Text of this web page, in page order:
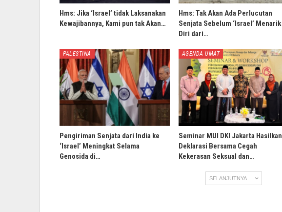
Hms: Jika ‘Israel’ tidak Laksanakan
Kewajibannya, Kami pun tak Akan…
Hms: Tak Akan Ada Perlucutan
Senjata Sebelum ‘Israel’ Menarik
Diri dari…
PALESTINA
Pengiriman Senjata dari India ke
‘Israel’ Meningkat Selama
Genosida di…
AGENDA UMAT
Seminar MUI DKI Jakarta Hasilkan
Deklarasi Bersama Cegah
Kekerasan Seksual dan…
SELANJUTNYA ...